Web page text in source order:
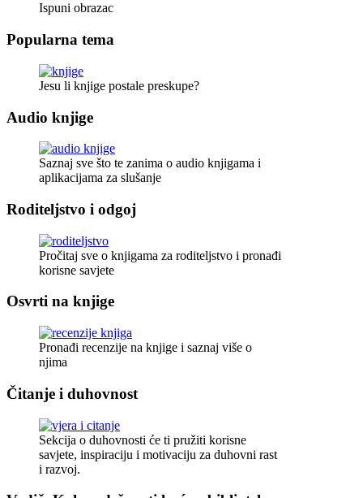
Ispuni obrazac
Popularna tema
Jesu li knjige postale preskupe?
Audio knjige
Saznaj sve što te zanima o audio knjigama i
aplikacijama za slušanje
Roditeljstvo i odgoj
Pročitaj sve o knjigama za roditeljstvo i pronađi
korisne savjete
Osvrti na knjige
Pronađi recenzije na knjige i saznaj više o
njima
Čitanje i duhovnost
Sekcija o duhovnosti će ti pružiti korisne
savjete, inspiraciju i motivaciju za duhovni rast
i razvoj.